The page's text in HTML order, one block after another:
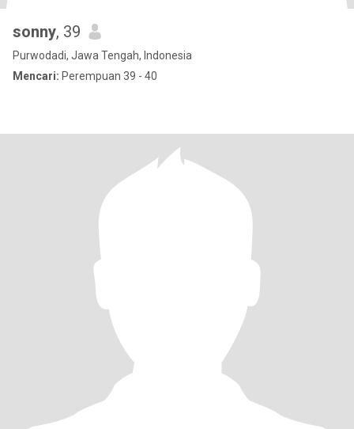
sonny, 39
Purwodadi, Jawa Tengah, Indonesia
Mencari: Perempuan 39 - 40